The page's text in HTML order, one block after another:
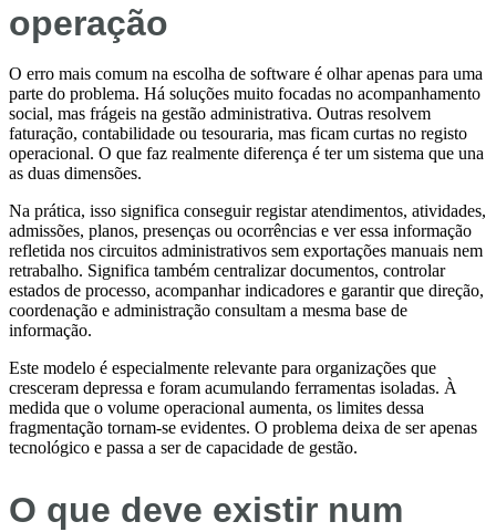
operação
O erro mais comum na escolha de software é olhar apenas para uma
parte do problema. Há soluções muito focadas no acompanhamento
social, mas frágeis na gestão administrativa. Outras resolvem
faturação, contabilidade ou tesouraria, mas ficam curtas no registo
operacional. O que faz realmente diferença é ter um sistema que una
as duas dimensões.
Na prática, isso significa conseguir registar atendimentos, atividades,
admissões, planos, presenças ou ocorrências e ver essa informação
refletida nos circuitos administrativos sem exportações manuais nem
retrabalho. Significa também centralizar documentos, controlar
estados de processo, acompanhar indicadores e garantir que direção,
coordenação e administração consultam a mesma base de
informação.
Este modelo é especialmente relevante para organizações que
cresceram depressa e foram acumulando ferramentas isoladas. À
medida que o volume operacional aumenta, os limites dessa
fragmentação tornam-se evidentes. O problema deixa de ser apenas
tecnológico e passa a ser de capacidade de gestão.
O que deve existir num